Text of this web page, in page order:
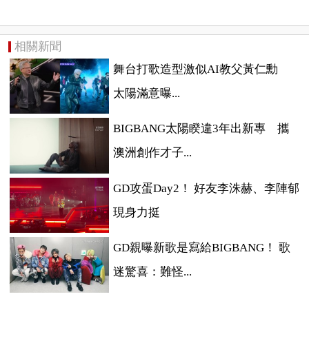
相關新聞
舞台打歌造型激似AI教父黃仁勳
太陽滿意曝...
BIGBANG太陽睽違3年出新專 攜
澳洲創作才子...
GD攻蛋Day2！ 好友李洙赫、李陣郁
現身力挺
GD親曝新歌是寫給BIGBANG！ 歌
迷驚喜：難怪...